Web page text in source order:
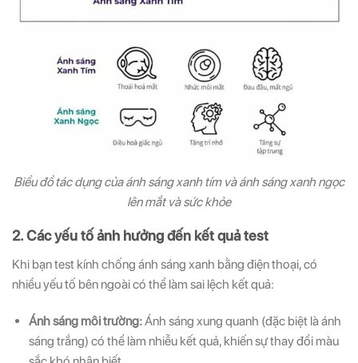
Biểu đồ tác dụng của ánh sáng xanh tím và ánh sáng xanh ngọc
lên mắt và sức khỏe
2. Các yếu tố ảnh hưởng đến kết quả test
Khi bạn test kính chống ánh sáng xanh bằng điện thoại, có
nhiều yếu tố bên ngoài có thể làm sai lệch kết quả:
Ánh sáng môi trường:Ánh sáng xung quanh (đặc biệt là ánh
sáng trắng) có thể làm nhiễu kết quả, khiến sự thay đổi màu